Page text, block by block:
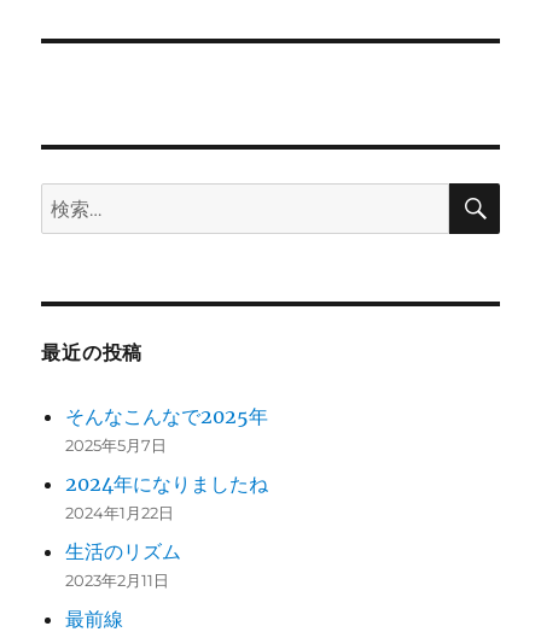
検
索:
検
最近の投稿
そんなこんなで2025年
2025年5月7日
2024年になりましたね
2024年1月22日
生活のリズム
2023年2月11日
最前線